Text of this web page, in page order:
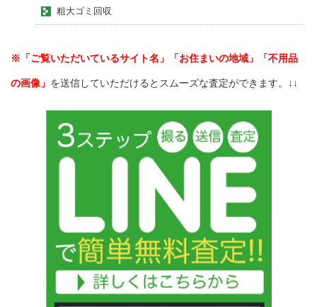
粗大ゴミ回収
※「ご覧いただいているサイト名」「お住まいの地域」「不用品
の画像」 を送信していただけるとスムーズな査定ができます。↓↓